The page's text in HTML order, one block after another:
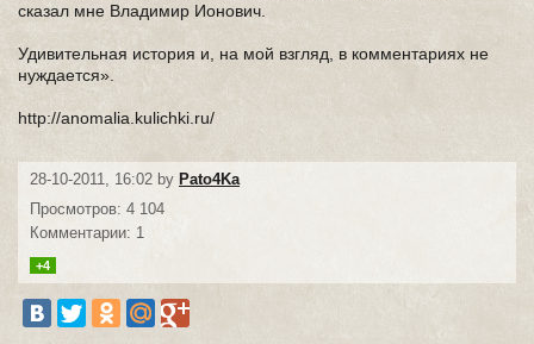
сказал мне Владимир Ионович.
Удивительная история и, на мой взгляд, в комментариях не
нуждается».
http://anomalia.kulichki.ru/
28-10-2011, 16:02 by Pato4Ka
Просмотров: 4 104
Комментарии: 1
+4